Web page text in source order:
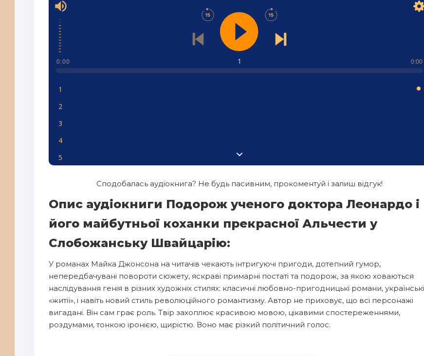
1
0:00 0:00
1
2
3
4
5
8
9
10
12
13
14
15
Сподобалась аудіокнига? Не будь пасивним, прокоментуй і залиш відгук!
Опис аудіокниги Подорож ученого доктора Леонардо і
його майбутньої коханки прекрасної Альчести у
Слобожанську Швайцарію:
У романах Майка Джонсона на читачів чекають інтригуючі пригоди, дотепний гумор,
непередбачувані повороти сюжету, яскраві примарні постаті та подорож, за якою ховаються
наслідування генія в різних художніх стилях: класичні любовно-пригодницькі романи, українські
«житії», і навіть новий стиль революційного романтизму. Автор не приховує, що всі персонажі
вигадані. Він сам грає роль. Твір захоплює красивою мовою, цікавими спостереженнями,
роздумами, тонкою іронією, щирістю. Воно має різкий політичний голос.